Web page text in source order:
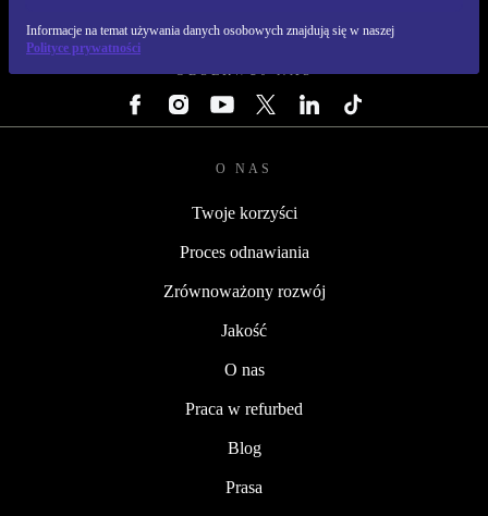
Informacje na temat używania danych osobowych znajdują się w naszej
Polityce prywatności
OBSERWUJ NAS
O NAS
Twoje korzyści
Proces odnawiania
Zrównoważony rozwój
Jakość
O nas
Praca w refurbed
Blog
Prasa